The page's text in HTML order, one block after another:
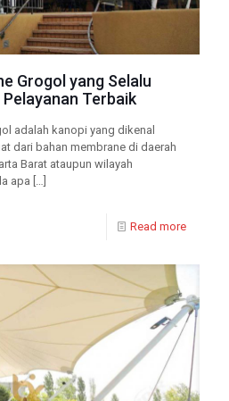
Grogol yang Selalu
Terbaik
adalah kanopi yang dikenal
dari bahan membrane di daerah
Barat ataupun wilayah
apa […]
Read more